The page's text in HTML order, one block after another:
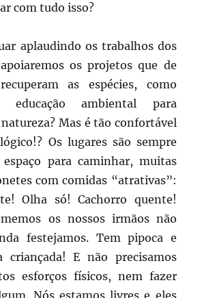
com tudo isso?
aplaudindo os trabalhos dos
os projetos que de
as espécies, como
educação ambiental para
Mas é tão confortável
Os lugares são sempre
espaço para caminhar, muitas
com comidas “atrativas”:
Olha só! Cachorro quente!
os nossos irmãos não
festejamos. Tem pipoca e
criançada! E não precisamos
esforços físicos, nem fazer
Nós estamos livres e eles